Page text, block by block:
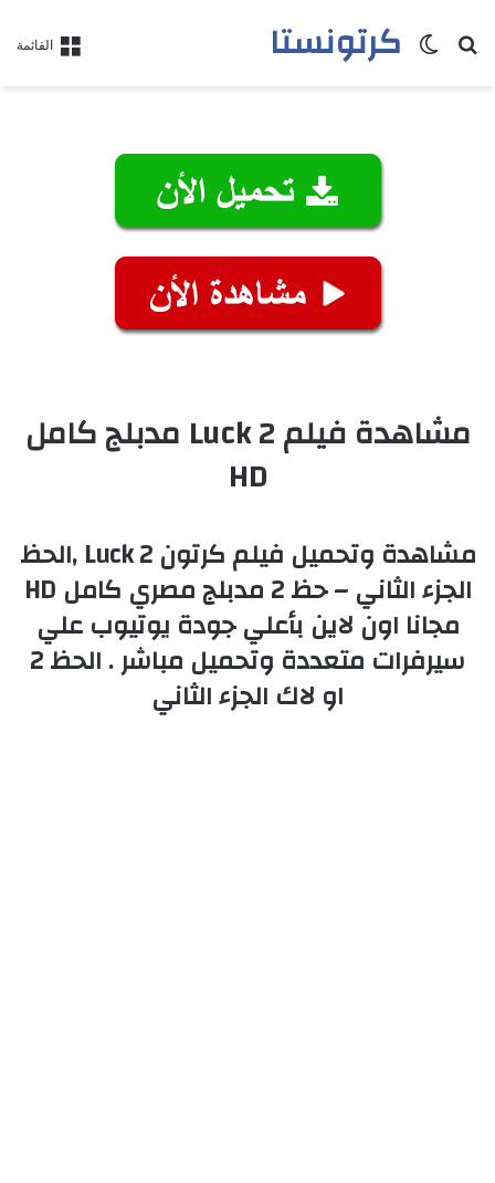
القائمة كرتونستابحث عنالوضع المظلم
مشاهدة فيلم Luck 2 مدبلج كامل
HD
مشاهدة وتحميل فيلم كرتون Luck 2 ,الحظ
الجزء الثاني – حظ 2 مدبلج مصري كامل HD
مجانا اون لاين بأعلي جودة يوتيوب علي
سيرفرات متعددة وتحميل مباشر . الحظ 2
او لاك الجزء الثاني